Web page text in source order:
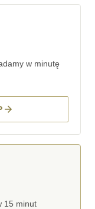
w minutę
15 minut